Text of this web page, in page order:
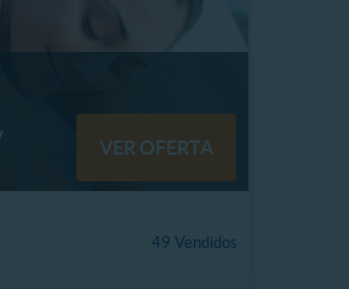
VER OFERTA
49 Vendidos